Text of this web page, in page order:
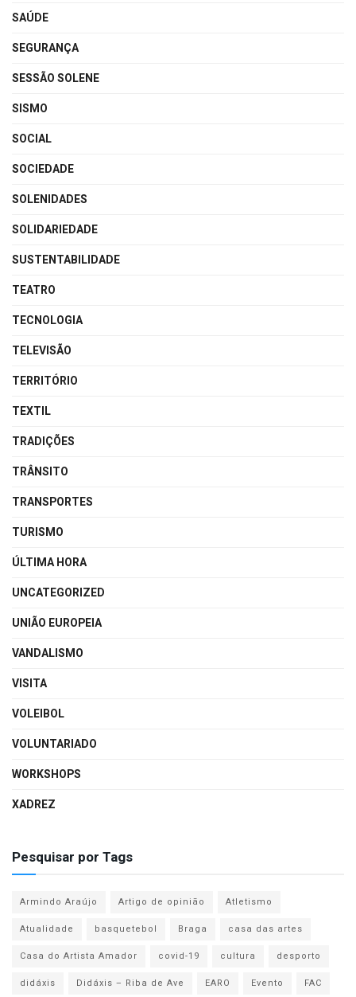
SAÚDE
SEGURANÇA
SESSÃO SOLENE
SISMO
SOCIAL
SOCIEDADE
SOLENIDADES
SOLIDARIEDADE
SUSTENTABILIDADE
TEATRO
TECNOLOGIA
TELEVISÃO
TERRITÓRIO
TEXTIL
TRADIÇÕES
TRÂNSITO
TRANSPORTES
TURISMO
ÚLTIMA HORA
UNCATEGORIZED
UNIÃO EUROPEIA
VANDALISMO
VISITA
VOLEIBOL
VOLUNTARIADO
WORKSHOPS
XADREZ
Pesquisar por Tags
Armindo Araújo Artigo de opinião
Atletismo
Atualidade
basquetebol Braga
casa das artes
Casa do Artista Amador
covid-19 cultura
desporto
didáxis
Didáxis – Riba de Ave EARO Evento
FAC